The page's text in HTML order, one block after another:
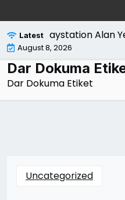
to
content
Latest
Playstation Alan
August 8, 2026
Dar Dokuma
Dar Dokuma Etiket
Uncategorized